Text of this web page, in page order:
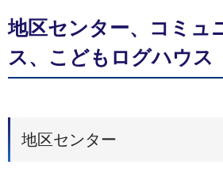
地区センター、コミュ
ス、こどもログハウス
地区センター